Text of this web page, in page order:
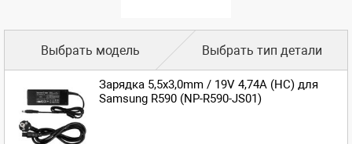
Выбрать модель Выбрать тип детали
Зарядка 5,5x3,0mm / 19V 4,74A (HC) для
Samsung R590 (NP-R590-JS01)